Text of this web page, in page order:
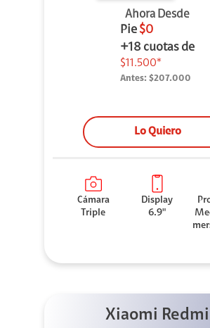
Ahora Desde
Pie $0
+18 cuotas de
$11.500*
Antes: $207.000
Lo Quiero
Cámara
Triple
Display
6.9"
Xiaomi Redmi